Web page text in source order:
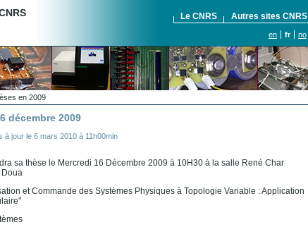
Le CNRS Autres sites CNRS
en fr no
en 2009
décembre 2009
à jour le 6 mars 2010 à 11h00min
sa thèse le Mercredi 16 Décembre 2009 à 10H30 à la salle René Char
Doua
et Commande des Systèmes Physiques à Topologie Variable : Application